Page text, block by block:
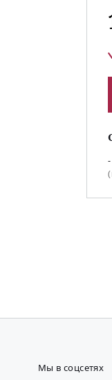
Мы в соцсетях